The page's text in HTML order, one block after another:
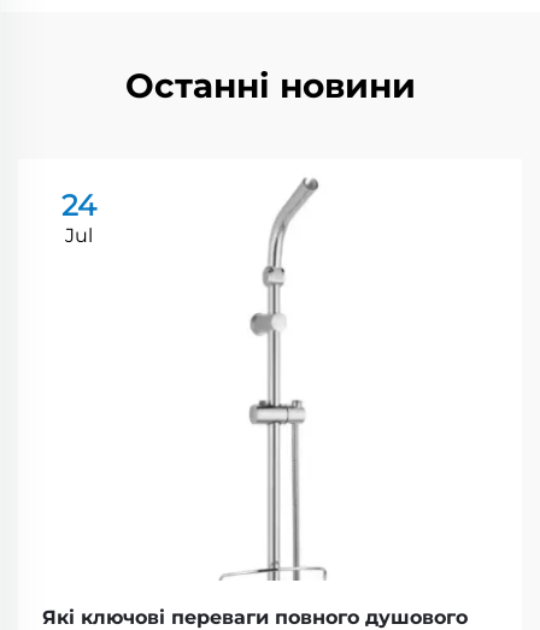
Останні новини
24
Jul
Які ключові переваги повного душового